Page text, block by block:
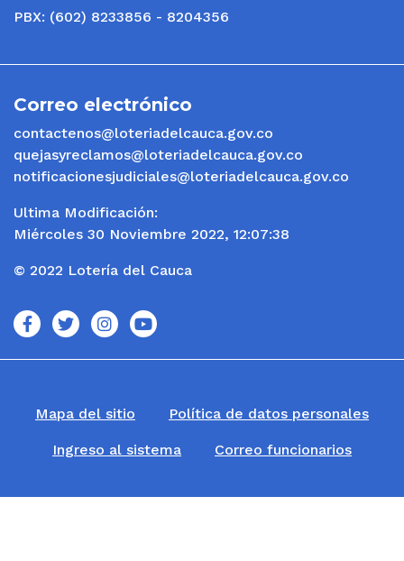
PBX: (602) 8233856 - 8204356
Correo electrónico
contactenos@loteriadelcauca.gov.co
quejasyreclamos@loteriadelcauca.gov.co
notificacionesjudiciales@loteriadelcauca.gov.co
Ultima Modificación:
Miércoles 30 Noviembre 2022, 12:07:38
© 2022 Lotería del Cauca
icono iconoicono icono
Mapa del sitio Política de datos personales
Ingreso al sistema Correo funcionarios